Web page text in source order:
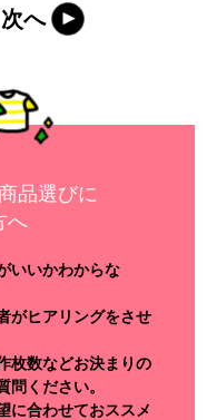
次へ
品選びに
へ
いいかわからな
がヒアリングをさせ
枚数などお決まりの
問ください。
に合わせておススメ